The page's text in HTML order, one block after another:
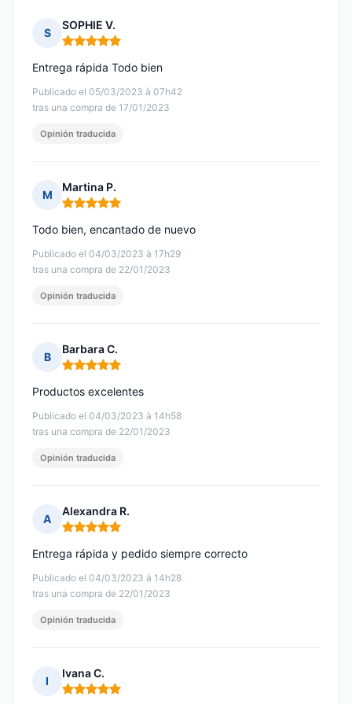
S
SOPHIE V.
Nota: 5 de 5
Publicado el 05/03/2023 à 07h42
tras una compra de 17/01/2023
Entrega rápida Todo bien
Opinión traducida
M
Martina P.
Nota: 5 de 5
Publicado el 04/03/2023 à 17h29
tras una compra de 22/01/2023
Todo bien, encantado de nuevo
Opinión traducida
B
Barbara C.
Nota: 5 de 5
Publicado el 04/03/2023 à 14h58
tras una compra de 22/01/2023
Productos excelentes
Opinión traducida
A
Alexandra R.
Nota: 5 de 5
Publicado el 04/03/2023 à 14h28
tras una compra de 22/01/2023
Entrega rápida y pedido siempre correcto
Opinión traducida
I
Ivana C.
Nota: 5 de 5